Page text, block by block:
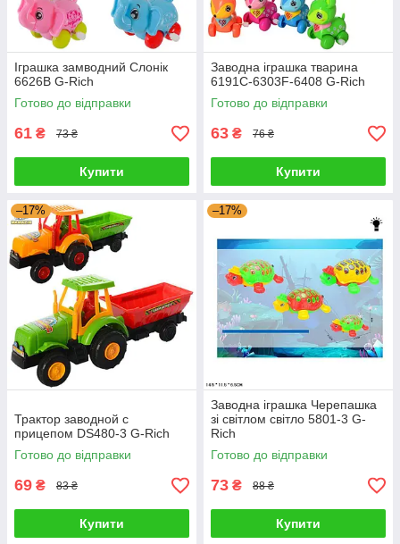
Іграшка замводний Слонік
6626B G-Rich
Готово до відправки
61 ₴ 73 ₴
Купити
Заводна іграшка тварина
6191C-6303F-6408 G-Rich
Готово до відправки
63 ₴ 76 ₴
Купити
–17%
Трактор заводной с
прицепом DS480-3 G-Rich
Готово до відправки
69 ₴ 83 ₴
Купити
–17%
Заводна іграшка Черепашка
зі світлом світло 5801-3 G-
Rich
Готово до відправки
73 ₴ 88 ₴
Купити